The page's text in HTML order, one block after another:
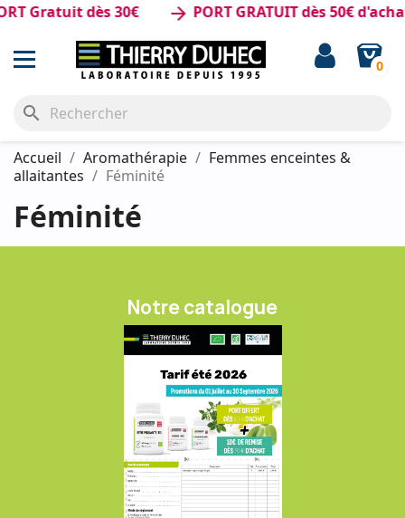
Gratuit dès 30€ arrow_forwardPORT GRATUIT dès 50€ d'achat
0
search
Accueil Aromathérapie
Femmes enceintes &
allaitantes
Féminité
Féminité
Notre catalogue